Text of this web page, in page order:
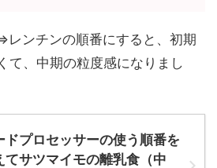
レンチンの順番にすると、初期
て、中期の粒度感になりまし
ドプロセッサーの使う順番を
てサツマイモの離乳食（中